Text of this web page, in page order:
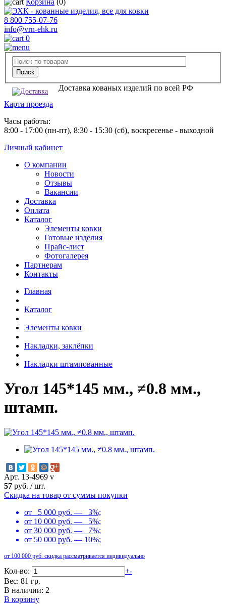
Корзина (0)
8 800 755-07-76
info@vrn-ehk.ru
0
Доставка кованых изделий по всей РФ
Карта проезда
Часы работы:
8:00 - 17:00 (пн-пт), 8:30 - 15:30 (сб), воскресенье - выходной
Личный кабинет
О компании
Новости
Отзывы
Вакансии
Доставка
Оплата
Каталог
Элементы ковки
Готовые изделия
Прайс-лист
Фотогалерея
Партнерам
Контакты
Главная
Каталог
Элементы ковки
Накладки, заклёпки
Накладки штампованные
Угол 145*145 мм., ≠0.8 мм.,
штамп.
Арт. 13-4969 v
57 руб. /шт.
Скидка на товар от суммы покупки
от 5 000 руб. — 3%;
от 10 000 руб. — 5%;
от 30 000 руб. — 7%;
от 50 000 руб. — 10%;
от 100 000 руб. скидка рассматривается индивидуально
Кол-во: +-
Вес: 81 гр.
В наличии: 2
В корзину